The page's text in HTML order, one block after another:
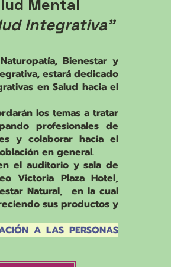
Mental
Integrativa"
Bienestar y
estará dedicado
en Salud hacia el
los temas a tratar
profesionales de
y colaborar hacia el
en general.
el auditorio y sala de
Victoria Plaza Hotel,
Natural, en la cual
sus productos y
A LAS PERSONAS